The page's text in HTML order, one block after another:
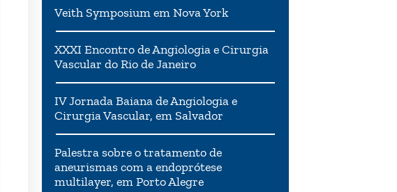
Veith Symposium em Nova York
XXXI Encontro de Angiologia e Cirurgia
Vascular do Rio de Janeiro
IV Jornada Baiana de Angiologia e
Cirurgia Vascular, em Salvador
Palestra sobre o tratamento de
aneurismas com a endoprótese
multilayer, em Porto Alegre